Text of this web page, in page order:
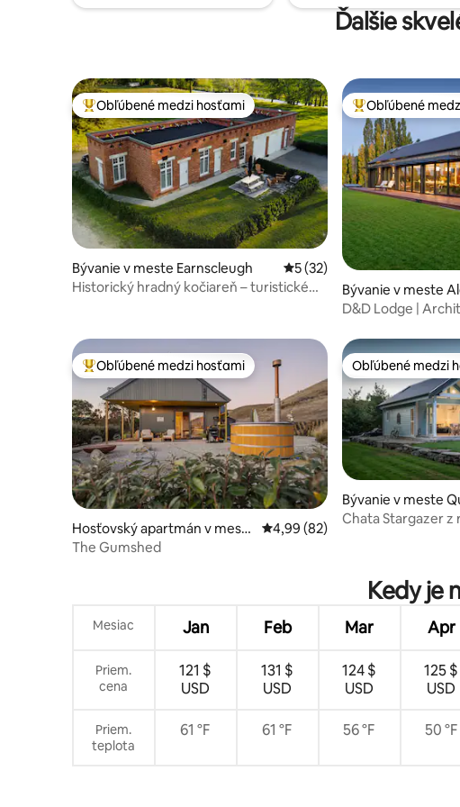
Ďalšie
Najobľúbenejšie medzi hosťami
Obľúbené medzi hosťami
Bývanie v meste Earnscleugh Priemerné ohodnotenie 5 z
5 (32)
Historický hradný kočiareň – turistické
Najobľúbenejšie
Obľúbené
Bývanie v meste
D&D Lodge |
Najobľúbenejšie medzi hosťami
Obľúbené medzi hosťami
Hosťovský apartmán v meste
Tarras
Priemerné ohodnotenie 4,99 z
4,99 (82)
The Gumshed
Obľúbené medzi
Obľúbené medzi
Bývanie v meste
n
Chata Stargazer z
Kedy je
Mesiac Jan Feb Mar Apr
Priem.
cena
121 $
USD
131 $
USD
124 $
USD
125 $
USD
Priem.
teplota
61 °F 61 °F 56 °F 50 °F